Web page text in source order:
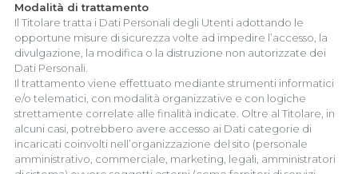
Modalità di trattamento
Il Titolare tratta i Dati Personali degli Utenti adottando le
opportune misure di sicurezza volte ad impedire l’accesso, la
divulgazione, la modifica o la distruzione non autorizzate dei
Dati Personali.
Il trattamento viene effettuato mediante strumenti informatici
e/o telematici, con modalità organizzative e con logiche
strettamente correlate alle finalità indicate. Oltre al Titolare, in
alcuni casi, potrebbero avere accesso ai Dati categorie di
incaricati coinvolti nell’organizzazione del sito (personale
amministrativo, commerciale, marketing, legali, amministratori